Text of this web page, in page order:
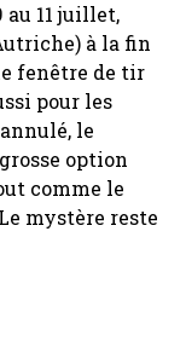
11 juillet,
à la fin
fenêtre de tir
pour les
le
option
comme le
mystère reste